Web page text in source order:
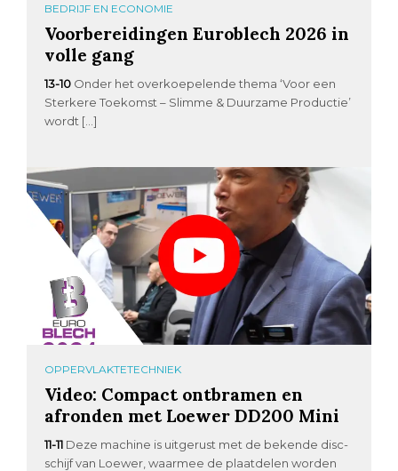
BEDRIJF EN ECONOMIE
Voorbereidingen Euroblech 2026 in
volle gang
13-10 Onder het overkoepelende thema ‘Voor een
Sterkere Toekomst – Slimme & Duurzame Productie’
wordt […]
OPPERVLAKTETECHNIEK
Video: Compact ontbramen en
afronden met Loewer DD200 Mini
11-11 Deze machine is uitgerust met de bekende disc-
schijf van Loewer, waarmee de plaatdelen worden